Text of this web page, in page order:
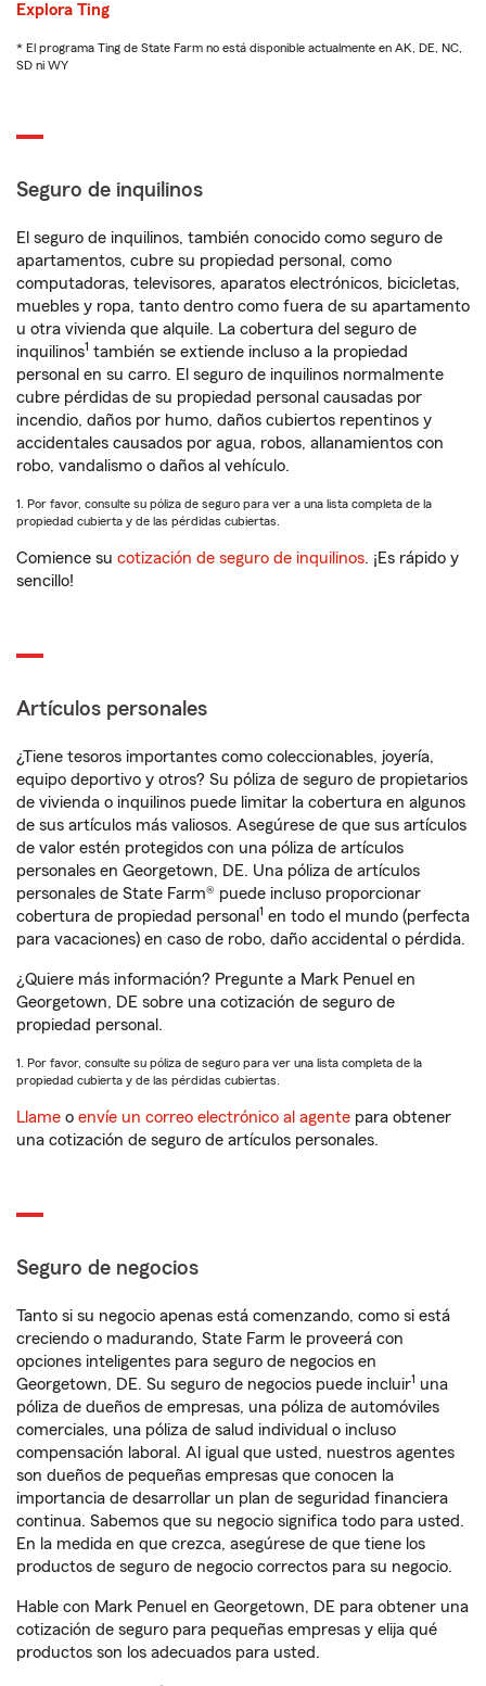
Explora Ting
* El programa Ting de State Farm no está disponible actualmente en AK, DE, NC,
SD ni WY
Seguro de inquilinos
El seguro de inquilinos, también conocido como seguro de
apartamentos, cubre su propiedad personal, como
computadoras, televisores, aparatos electrónicos, bicicletas,
muebles y ropa, tanto dentro como fuera de su apartamento
u otra vivienda que alquile. La cobertura del seguro de
inquilinos1 también se extiende incluso a la propiedad
personal en su carro. El seguro de inquilinos normalmente
cubre pérdidas de su propiedad personal causadas por
incendio, daños por humo, daños cubiertos repentinos y
accidentales causados por agua, robos, allanamientos con
robo, vandalismo o daños al vehículo.
1. Por favor, consulte su póliza de seguro para ver a una lista completa de la
propiedad cubierta y de las pérdidas cubiertas.
Comience su cotización de seguro de inquilinos. ¡Es rápido y
sencillo!
Artículos personales
¿Tiene tesoros importantes como coleccionables, joyería,
equipo deportivo y otros? Su póliza de seguro de propietarios
de vivienda o inquilinos puede limitar la cobertura en algunos
de sus artículos más valiosos. Asegúrese de que sus artículos
de valor estén protegidos con una póliza de artículos
personales en Georgetown, DE. Una póliza de artículos
personales de State Farm® puede incluso proporcionar
cobertura de propiedad personal 1 en todo el mundo (perfecta
para vacaciones) en caso de robo, daño accidental o pérdida.
¿Quiere más información? Pregunte a Mark Penuel en
Georgetown, DE sobre una cotización de seguro de
propiedad personal.
1. Por favor, consulte su póliza de seguro para ver una lista completa de la
propiedad cubierta y de las pérdidas cubiertas.
Llame o envíe un correo electrónico al agente para obtener
una cotización de seguro de artículos personales.
Seguro de negocios
Tanto si su negocio apenas está comenzando, como si está
creciendo o madurando, State Farm le proveerá con
opciones inteligentes para seguro de negocios en
Georgetown, DE. Su seguro de negocios puede incluir1 una
póliza de dueños de empresas, una póliza de automóviles
comerciales, una póliza de salud individual o incluso
compensación laboral. Al igual que usted, nuestros agentes
son dueños de pequeñas empresas que conocen la
importancia de desarrollar un plan de seguridad financiera
continua. Sabemos que su negocio significa todo para usted.
En la medida en que crezca, asegúrese de que tiene los
productos de seguro de negocio correctos para su negocio.
Hable con Mark Penuel en Georgetown, DE para obtener una
cotización de seguro para pequeñas empresas y elija qué
productos son los adecuados para usted.